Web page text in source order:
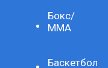
Бокс/
ММА
Баскетбол